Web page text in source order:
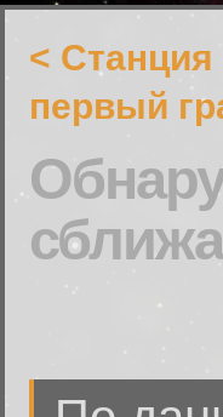
<
первый